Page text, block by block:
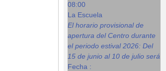
08:00
La Escuela
El horario provisional de
apertura del Centro durante
el periodo estival 2026: Del
15 de junio al 10 de julio será
Fecha :